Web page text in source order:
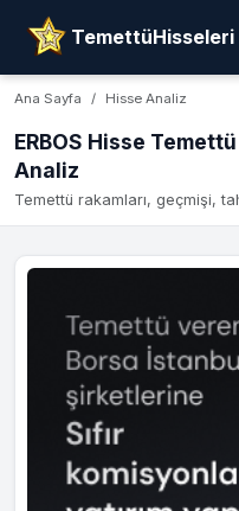
TemettüHisseleri
Ana Sayfa Hisse Analiz
ERBOS Hisse
Analiz
Temettü rakamları, geçmişi,